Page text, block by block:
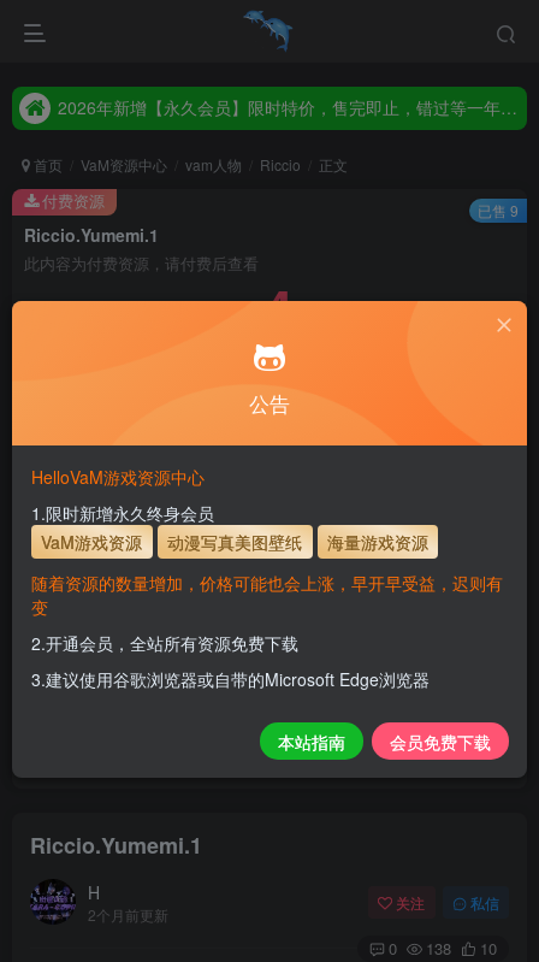
2026年新增【永久会员】限时特价，售完即止，错过等一年！！！
2026年新增【永久会员】限时特价，售完即止，错过等一年！！！
首页 VaM资源中心 vam人物 Riccio 正文
Riccio.Yumemi.1
此内容为付费资源，请付费后查看
4
立即购买
主流网盘——高速下载
支付页面打不开或支付后不跳转请联系QQ：3317425885
解压密码 www.hellovam.com
开通会员【免费下载】全站资源！
1.为了资源不失效！请不要在线解压！
3.有任何问题请联系客服或评论留言。
付费资源 已售 9
Riccio.Yumemi.1
H
2个月前更新
关注 私信
0 138 10
公告
HelloVaM游戏资源中心
1.限时新增永久终身会员
VaM游戏资源
动漫写真美图壁纸
海量游戏资源
随着资源的数量增加，价格可能也会上涨，早开早受益，迟则有
变
2.开通会员，全站所有资源免费下载
3.建议使用谷歌浏览器或自带的Microsoft Edge浏览器
本站指南 会员免费下载